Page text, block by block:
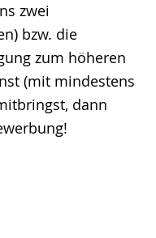
zwei
bzw. die
zum höheren
(mit mindestens
dann